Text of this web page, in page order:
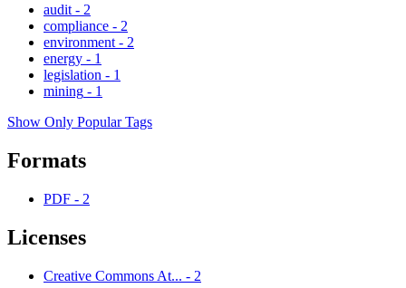
audit - 2
compliance - 2
environment - 2
energy - 1
legislation - 1
mining - 1
Show Only Popular Tags
Formats
PDF - 2
Licenses
Creative Commons At... - 2